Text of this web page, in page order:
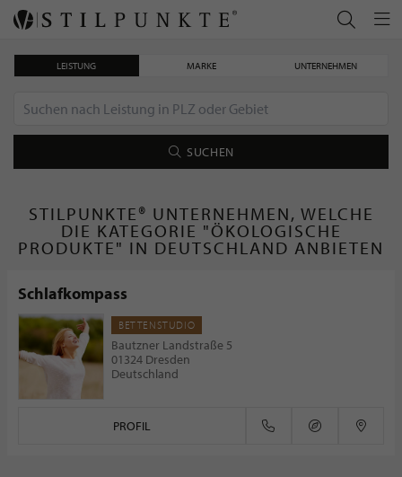
LEISTUNG MARKE UNTERNEHMEN
SUCHEN
STILPUNKTE® UNTERNEHMEN, WELCHE
DIE KATEGORIE "ÖKOLOGISCHE
PRODUKTE" IN DEUTSCHLAND ANBIETEN
Schlafkompass
BETTENSTUDIO
Bautzner Landstraße 5
01324 Dresden
Deutschland
PROFIL